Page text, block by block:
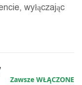
Kolejność
wyłączając
Zawsze WŁĄCZONE